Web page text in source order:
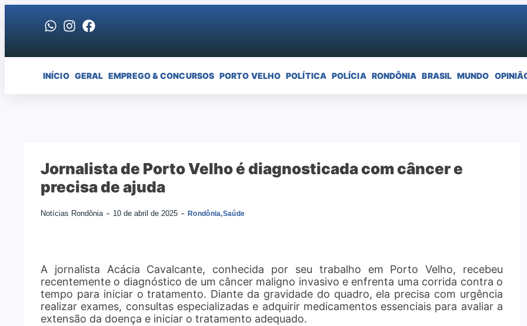
INÍCIO GERAL EMPREGO & CONCURSOS PORTO VELHO POLÍTICA POLÍCIA RONDÔNIA BRASIL MUNDO
Jornalista de Porto Velho é diagnosticada com câncer e
precisa de ajuda
Notícias Rondônia 10 de abril de 2025 Rondônia,Saúde
A jornalista Acácia Cavalcante, conhecida por seu trabalho em Porto Velho, recebeu
recentemente o diagnóstico de um câncer maligno invasivo e enfrenta uma corrida contra o
tempo para iniciar o tratamento. Diante da gravidade do quadro, ela precisa com urgência
realizar exames, consultas especializadas e adquirir medicamentos essenciais para avaliar a
extensão da doença e iniciar o tratamento adequado.